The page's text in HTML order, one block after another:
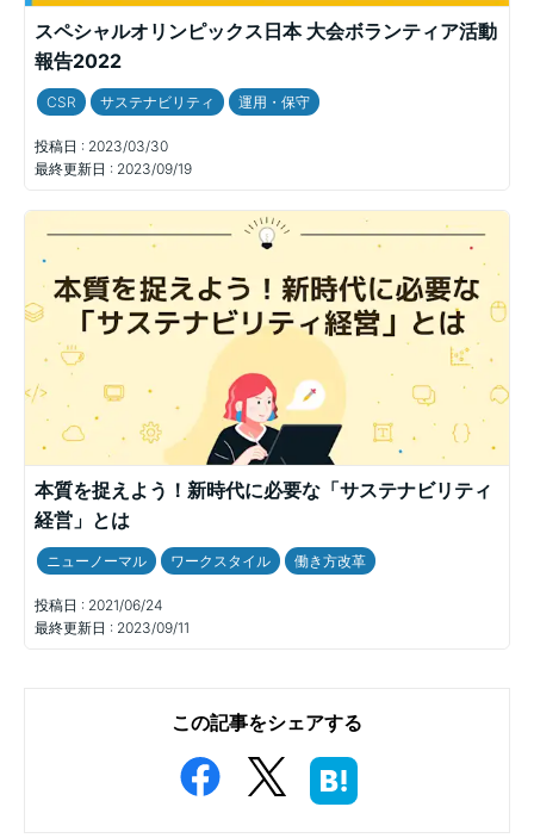
スペシャルオリンピックス日本 大会ボランティア活動
報告2022
CSR サステナビリティ 運用・保守
投稿日 : 2023/03/30
最終更新日 : 2023/09/19
本質を捉えよう！新時代に必要な「サステナビリティ
経営」とは
ニューノーマル ワークスタイル 働き方改革
投稿日 : 2021/06/24
最終更新日 : 2023/09/11
この記事をシェアする